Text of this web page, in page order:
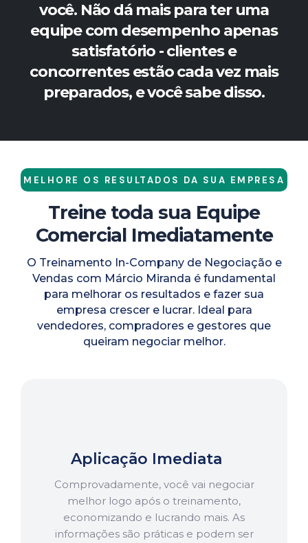
você. Não dá mais para ter uma
equipe com desempenho apenas
satisfatório - clientes e
concorrentes estão cada vez mais
preparados, e você sabe disso.
MELHORE OS RESULTADOS DA SUA EMPRESA
Treine toda sua Equipe
Comercial Imediatamente
O Treinamento In-Company de Negociação e
Vendas com Márcio Miranda é fundamental
para melhorar os resultados e fazer sua
empresa crescer e lucrar. Ideal para
vendedores, compradores e gestores que
queiram negociar melhor.
Aplicação Imediata
Comprovadamente, você vai negociar
melhor logo após o treinamento,
economizando e lucrando mais. As
informações são práticas e podem ser